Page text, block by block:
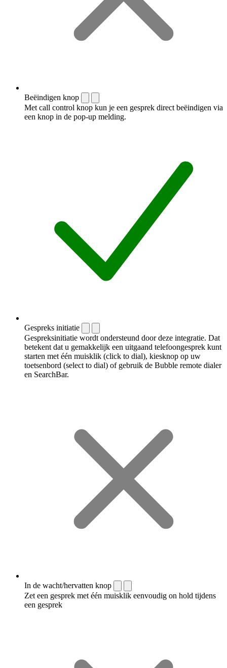
Beëindigen knop
Met call control knop kun je een gesprek direct beëindigen via
een knop in de pop-up melding.
Gespreks initiatie
Gespreksinitiatie wordt ondersteund door deze integratie. Dat
betekent dat u gemakkelijk een uitgaand telefoongesprek kunt
starten met één muisklik (click to dial), kiesknop op uw
toetsenbord (select to dial) of gebruik de Bubble remote dialer
en SearchBar.
In de wacht/hervatten knop
Zet een gesprek met één muisklik eenvoudig on hold tijdens
een gesprek